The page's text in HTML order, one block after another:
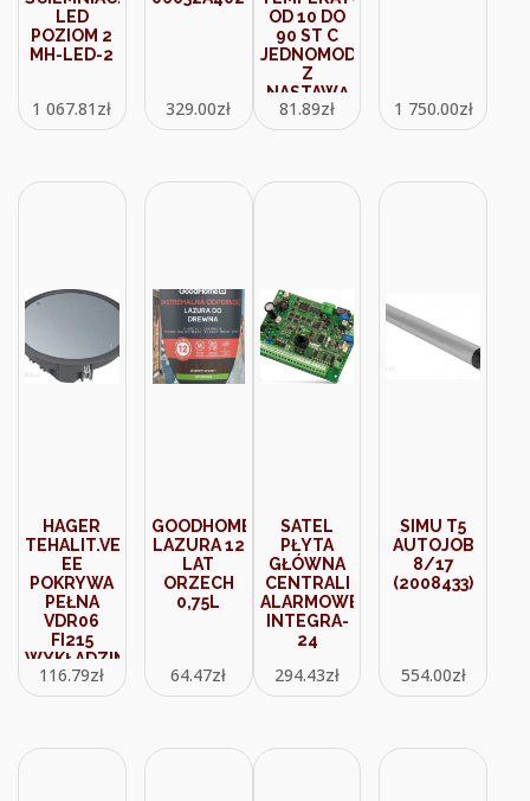
LED
POZIOM 2
MH-LED-2
1 067.81 zł 329.00zł
OD 10 DO
90 ST C
JEDNOMODUŁOWY
Z
NASTAWĄ
HISTEREZY
0,252 STC
81.89zł 1 750.00zł
HAGER
TEHALIT.VE-
EE
POKRYWA
PEŁNA
VDR06
FI215
WYKŁADZINA
5MM
CZARNY PA
116.79zł
GOODHOME
LAZURA 12
LAT
ORZECH
0,75L
64.47zł
SATEL
PŁYTA
GŁÓWNA
CENTRALI
ALARMOWEJ
INTEGRA-
24
294.43zł
SIMU T5
AUTOJOB
8/17
(2008433)
554.00zł